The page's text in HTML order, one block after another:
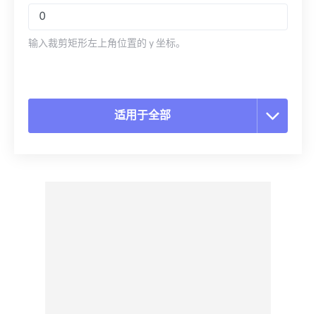
输入裁剪矩形左上角位置的 y 坐标。
适用于全部